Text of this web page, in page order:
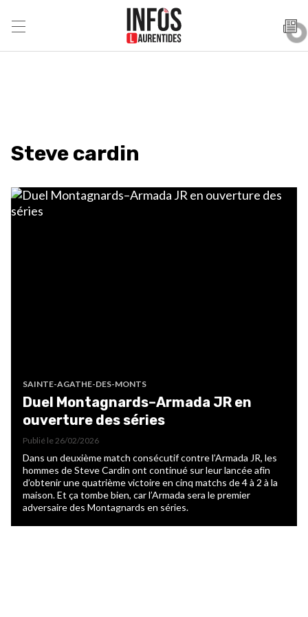
Steve cardin
SAINTE-AGATHE-DES-MONTS
Duel Montagnards–Armada JR en
ouverture des séries
Publié le26/02/2026
Dans un deuxième match consécutif contre l’Armada JR, les
hommes de Steve Cardin ont continué sur leur lancée afin
d’obtenir une quatrième victoire en cinq matchs de 4 à 2 à la
maison. Et ça tombe bien, car l’Armada sera le premier
adversaire des Montagnards en séries.